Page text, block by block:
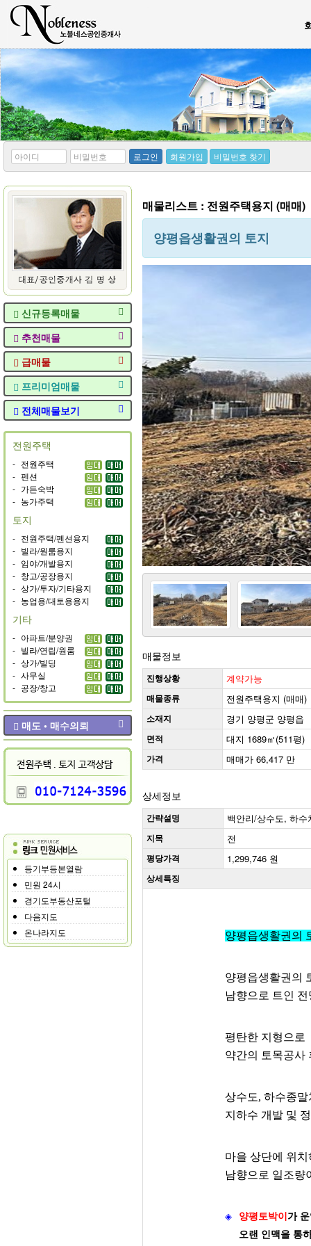
*
아
디
*
비
번
호
로그인 회원가입 비밀번호 찾기
신규등록매물
추천매물
급매물
프리미엄매물
전체매물보기
전원주택
- 전원주택
- 펜션
- 가든숙박
- 농가주택
토지
- 전원주택/펜션용지
- 빌라/원룸용지
- 임야/개발용지
- 창고/공장용지
- 상가/투자/기타용지
- 농업용/대토용용지
기타
- 아파트/분양권
- 빌라/연립/원룸
- 상가/빌딩
- 사무실
- 공장/창고
매도 • 매수의뢰
등기부등본열람
민원 24시
경기도부동산포털
다음지도
온나라지도
매물리스트 : 전원주택용지 (매매)
양평읍생활권의 토지
매물정보
진행상황 계약가능
매물종류 전원주택용지 (매매)
소재지 경기 양평군 양평읍
면적 대지 1689㎡(511평)
가격 매매가 66,417 만
상세정보
간략설명 백안리/상수도, 하
지목 전
평당가격 1,299,746 원
상세특징
양평읍생활권의
양평읍생활권의
남향으로 트인
평탄한 지형으로
약간의 토목공사
상수도, 하수종
지하수 개발 및
마을 상단에 위
남향으로 일조량
◈ 양평토박이 가
오랜 인맥을 통